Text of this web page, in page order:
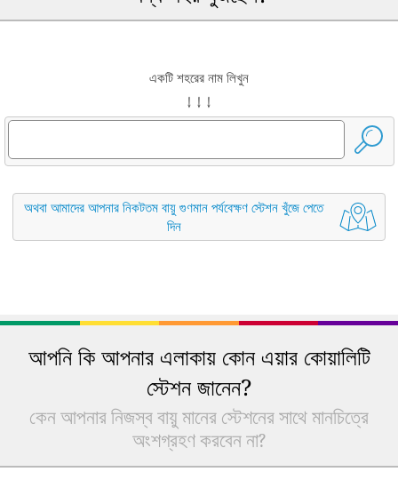
একটি শহরের নাম লিখুন
↓ ↓ ↓
অথবা আমাদের আপনার নিকটতম বায়ু গুণমান পর্যবেক্ষণ স্টেশন খুঁজে পেতে
দিন
আপনি কি আপনার এলাকায় কোন এয়ার কোয়ালিটি
স্টেশন জানেন?
কেন আপনার নিজস্ব বায়ু মানের স্টেশনের সাথে মানচিত্রে
অংশগ্রহণ করবেন না?